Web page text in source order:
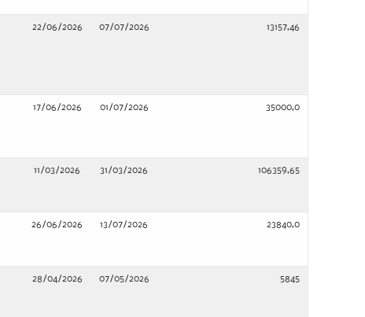
22/06/2026 07/07/2026 13157,46
17/06/2026 01/07/2026 35000,0
11/03/2026 31/03/2026 106359,65
26/06/2026 13/07/2026 23840,0
28/04/2026 07/05/2026 5845